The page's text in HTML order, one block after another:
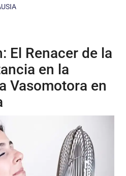
El Renacer de la
en la
Vasomotora en